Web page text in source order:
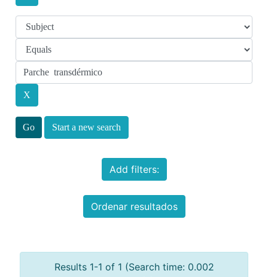
Start a new search
Add filters:
Ordenar resultados
Results 1-1 of 1 (Search time: 0.002